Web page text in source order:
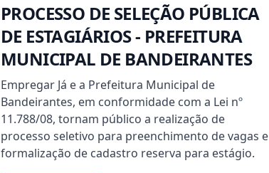
PROCESSO DE SELEÇÃO PÚBLICA
DE ESTAGIÁRIOS - PREFEITURA
MUNICIPAL DE BANDEIRANTES
Empregar Já e a Prefeitura Municipal de
Bandeirantes, em conformidade com a Lei nº
11.788/08, tornam público a realização de
processo seletivo para preenchimento de vagas e
formalização de cadastro reserva para estágio.